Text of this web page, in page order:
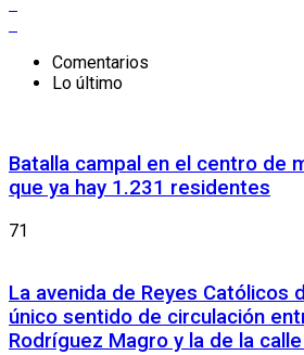
Comentarios
Lo último
Batalla campal en el centro de
que ya hay 1.231 residentes
71
La avenida de Reyes Católicos
único sentido de circulación
Rodríguez Magro y la de la